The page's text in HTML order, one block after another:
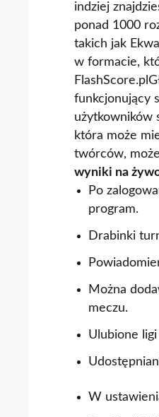
indziej
ponad 1000
takich jak
w formacie,
funkcjonujący
użytkowników
która może
twórców,
wyniki na
Po
program.
Drabinki
Można
meczu.
Ulubione
W